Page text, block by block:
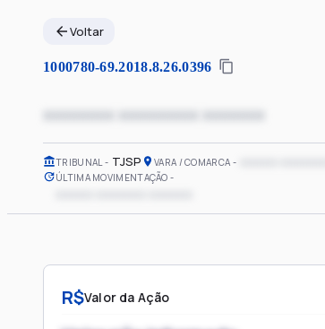
Voltar
1000780-69.2018.8.26.0396
xxxxxxxx xxxxxxxxx xxxxxxx
TRIBUNAL TJSP VARA / COMARCA
ÚLTIMA MOVIMENTAÇÃO
R$Valor da Ação